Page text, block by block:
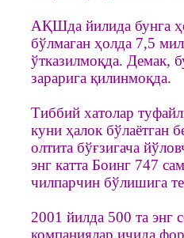
АҚШда йилида бунга
бўлмаган ҳолда 7,5
ўтказилмоқда. Демак,
зарарига қилинмоқда.
Тиббий хатолар
куни ҳалок бўлаётган
олтита бўғзигача
энг катта Боинг 747
чилпарчин бўлишига
2001 йилда 500 та энг
компаниялар ичида